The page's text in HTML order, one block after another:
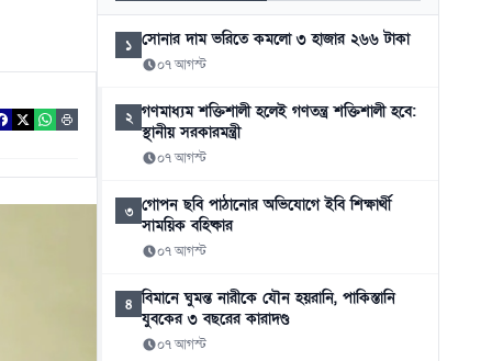
১ সোনার দাম ভরিতে কমলো ৩ হাজার ২৬৬ টাকা
০৭ আগস্ট
২ গণমাধ্যম শক্তিশালী হলেই গণতন্ত্র শক্তিশালী হবে:
স্থানীয় সরকারমন্ত্রী
০৭ আগস্ট
৩ গোপন ছবি পাঠানোর অভিযোগে ইবি শিক্ষার্থী
সাময়িক বহিষ্কার
০৭ আগস্ট
৪ বিমানে ঘুমন্ত নারীকে যৌন হয়রানি, পাকিস্তানি
যুবকের ৩ বছরের কারাদণ্ড
০৭ আগস্ট